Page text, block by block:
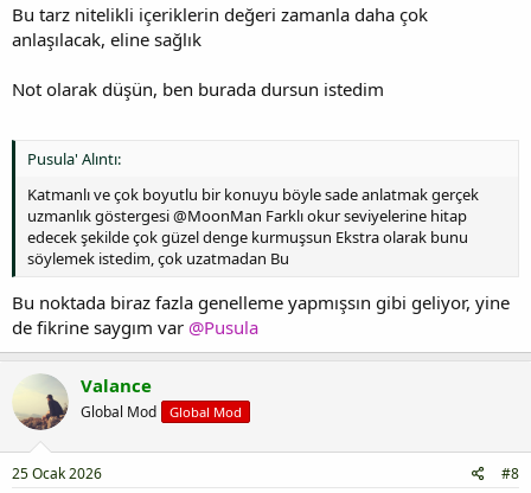
Bu tarz nitelikli içeriklerin değeri zamanla daha çok
anlaşılacak, eline sağlık
Not olarak düşün, ben burada dursun istedim
Pusula' Alıntı:
Katmanlı ve çok boyutlu bir konuyu böyle sade anlatmak gerçek
uzmanlık göstergesi @MoonMan Farklı okur seviyelerine hitap
edecek şekilde çok güzel denge kurmuşsun Ekstra olarak bunu
söylemek istedim, çok uzatmadan Bu
Bu noktada biraz fazla genelleme yapmışsın gibi geliyor, yine
de fikrine saygım var @Pusula
Valance
Global Mod Global Mod
25 Ocak 2026 #8